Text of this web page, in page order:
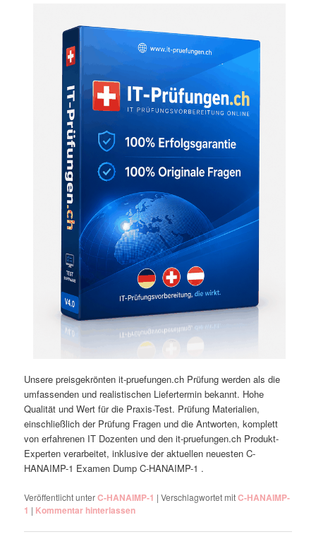
Unsere preisgekrönten it-pruefungen.ch Prüfung werden als die
umfassenden und realistischen Liefertermin bekannt. Hohe
Qualität und Wert für die Praxis-Test. Prüfung Materialien,
einschließlich der Prüfung Fragen und die Antworten, komplett
von erfahrenen IT Dozenten und den it-pruefungen.ch Produkt-
Experten verarbeitet, inklusive der aktuellen neuesten C-
HANAIMP-1 Examen Dump C-HANAIMP-1 .
Veröffentlicht unterC-HANAIMP-1 |Verschlagwortet mitC-HANAIMP-
1 | Kommentar hinterlassen